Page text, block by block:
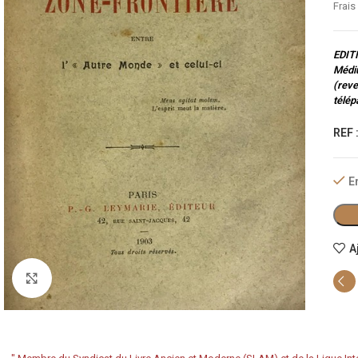
Cliquez pour agrandir
REF :